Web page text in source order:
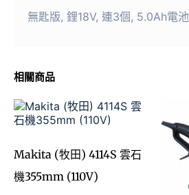
無匙版, 鋰18V, 連3個, 5.0Ah電池
相關商品
Makita (牧田) 4114S 雲石
機355mm (110V)